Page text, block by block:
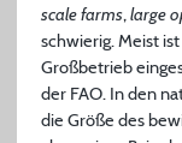
scale farms,large
schwierig. Meist
Großbetrieb
der FAO. In den
die Größe des